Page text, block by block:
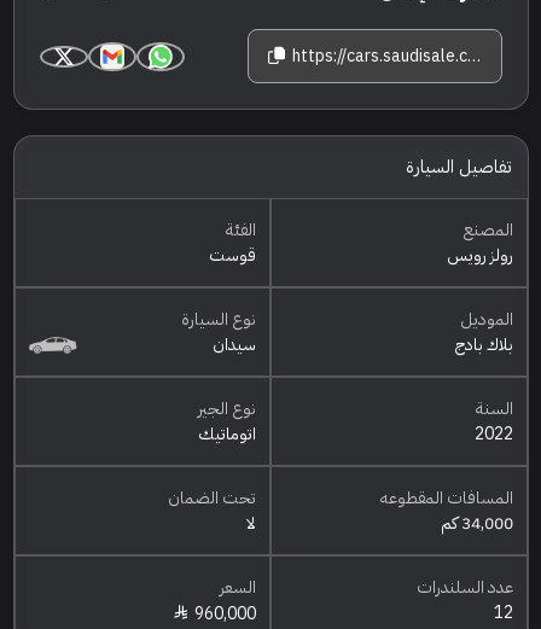
https://cars.saudisale.com/listings/5Gd1Pv/2022-%D8%B1%D9%88%D9%84%D8%B2-%D8%B1%D9%88%D9%8A%D8%B3-%D9%82%D9%88%D8%B3%D8%AA-%D8%A8%D9%84%D8%A7%D9%83-%D8%A8%D8%A7%D8%AF%D8%AC
تفاصيل السيارة
المصنع
رولز رويس
الفئة
قوست
الموديل
بلاك بادج
نوع السيارة
سيدان
السنة
2022
نوع الجير
اتوماتيك
المسافات المقطوعه
34,000 كم
تحت الضمان
لا
عدد السلندرات
12
السعر
960,000